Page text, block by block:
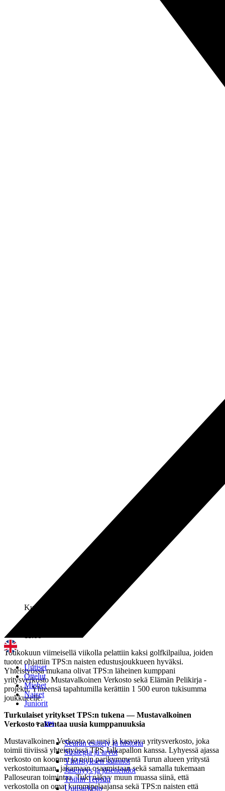
Uutiset
Ottelut
Miehet
Naiset
Juniorit
TPS
Seuran esittely ja historia
Strategia ja arvot
Yhdistyksen säännöt
Jäsenyys ja jäsenehdot
Töihin Tepsiin
Uutisarkisto
Kuva: Janne Hirvensalo
Toukokuun viimeisellä viikolla pelattiin kaksi golfkilpailua, joiden
tuotot ohjattiin TPS:n naisten edustusjoukkueen hyväksi.
Yhteistyössä mukana olivat TPS:n läheinen kumppani
yritysverkosto Mustavalkoinen Verkosto sekä Elämän Pelikirja -
projekti. Yhteensä tapahtumilla kerättiin 1 500 euron tukisumma
joukkueelle.
Turkulaiset yritykset TPS:n tukena — Mustavalkoinen
Verkosto rakentaa uusia kumppanuuksia
Mustavalkoinen Verkosto on uusi ja kasvava yritysverkosto, joka
toimii tiiviissä yhteistyössä TPS Jalkapallon kanssa. Lyhyessä ajassa
verkosto on koonnut jo noin parikymmentä Turun alueen yritystä
verkostoitumaan, jakamaan osaamistaan sekä samalla tukemaan
Palloseuran toimintaa. Tuki näkyy muun muassa siinä, että
verkostolla on omat kummipelaajansa sekä TPS:n naisten että